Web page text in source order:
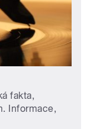
fakta,
Informace,